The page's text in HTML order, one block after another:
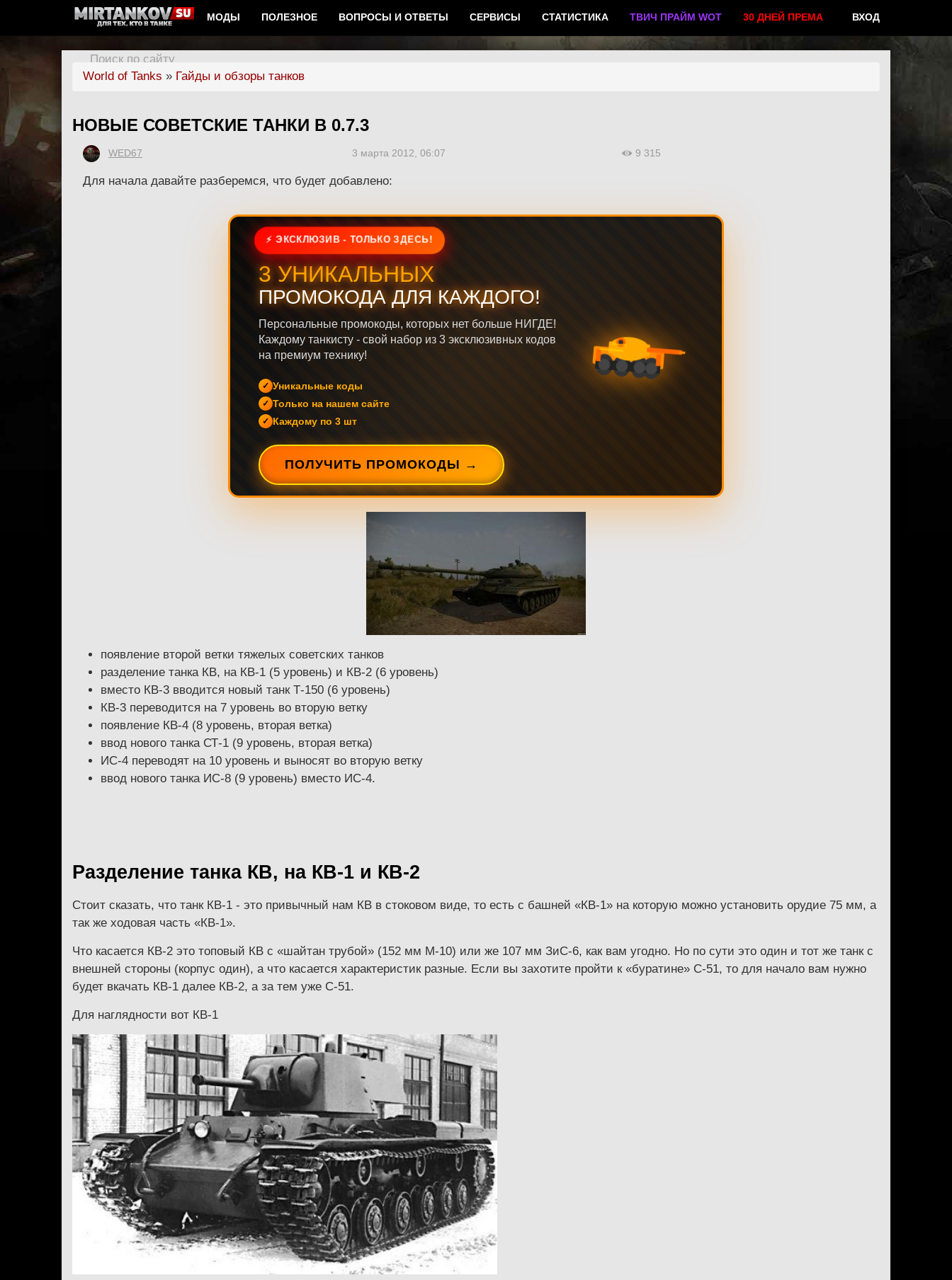
МОДЫ ПОЛЕЗНОЕ ВОПРОСЫ И ОТВЕТЫ СЕРВИСЫ СТАТИСТИКА ТВИЧ ПРАЙМ WOT 30 ДНЕЙ ПРЕМА ВХОД
Поиск по сайту
World of Tanks » Гайды и обзоры танков
НОВЫЕ СОВЕТСКИЕ ТАНКИ В 0.7.3
WED67 3 марта 2012, 06:07 9 315
Для начала давайте разберемся, что будет добавлено:
⚡ ЭКСКЛЮЗИВ - ТОЛЬКО ЗДЕСЬ!
3 УНИКАЛЬНЫХ
ПРОМОКОДА ДЛЯ КАЖДОГО!
Персональные промокоды, которых нет больше НИГДЕ!
Каждому танкисту - свой набор из 3 эксклюзивных кодов
на премиум технику!
Уникальные коды
Только на нашем сайте
Каждому по 3 шт
ПОЛУЧИТЬ ПРОМОКОДЫ →
появление второй ветки тяжелых советских танков
разделение танка КВ, на КВ-1 (5 уровень) и КВ-2 (6 уровень)
вместо КВ-3 вводится новый танк Т-150 (6 уровень)
КВ-3 переводится на 7 уровень во вторую ветку
появление КВ-4 (8 уровень, вторая ветка)
ввод нового танка СТ-1 (9 уровень, вторая ветка)
ИС-4 переводят на 10 уровень и выносят во вторую ветку
ввод нового танка ИС-8 (9 уровень) вместо ИС-4.
Разделение танка КВ, на КВ-1 и КВ-2
Стоит сказать, что танк КВ-1 - это привычный нам КВ в стоковом виде, то есть с башней «КВ-1» на которую можно установить орудие 75 мм, а
так же ходовая часть «КВ-1».
Что касается КВ-2 это топовый КВ с «шайтан трубой» (152 мм М-10) или же 107 мм ЗиС-6, как вам угодно. Но по сути это один и тот же танк с
внешней стороны (корпус один), а что касается характеристик разные. Если вы захотите пройти к «буратине» С-51, то для начало вам нужно
будет вкачать КВ-1 далее КВ-2, а за тем уже С-51.
Для наглядности вот КВ-1